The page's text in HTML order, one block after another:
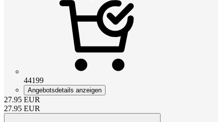
44199
Angebotsdetails anzeigen
27.95 EUR
27.95 EUR